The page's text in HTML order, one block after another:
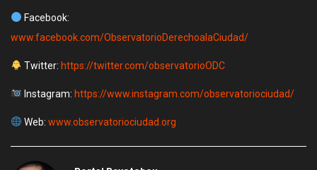
Facebook:
www.facebook.com/ObservatorioDerechoalaCiudad/
Twitter: https://twitter.com/observatorioODC
Instagram: https://www.instagram.com/observatoriociudad/
Web: www.observatoriociudad.org